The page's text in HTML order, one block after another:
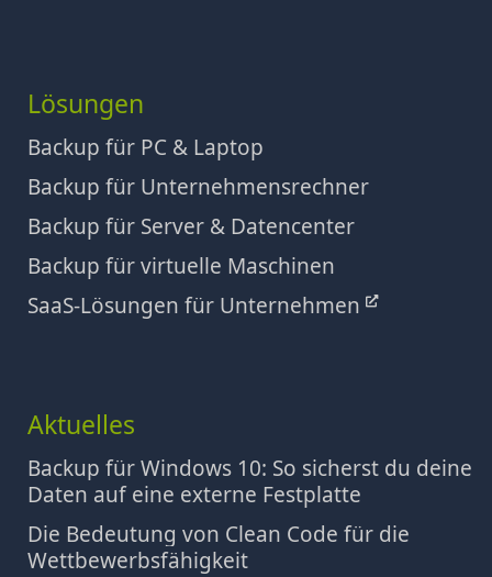
Lösungen
Backup für PC & Laptop
Backup für Unternehmensrechner
Backup für Server & Datencenter
Backup für virtuelle Maschinen
SaaS-Lösungen für Unternehmen
Aktuelles
Backup für Windows 10: So sicherst du deine
Daten auf eine externe Festplatte
Die Bedeutung von Clean Code für die
Wettbewerbsfähigkeit